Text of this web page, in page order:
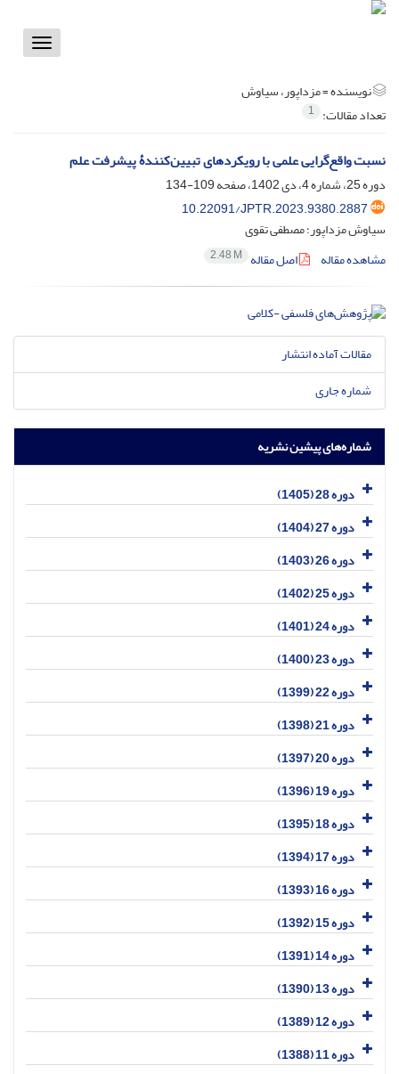
Toggle
نویسنده =مزداپور، سیاوش
تعداد مقالات: 1
نسبت واقع‌گرایی علمی با رویکردهای تبیین‌کنندۀ پیشرفت علم
دوره 25، شماره 4، دی 1402، صفحه
109-134
10.22091/JPTR.2023.9380.2887
سیاوش مزداپور؛ مصطفی تقوی
مشاهده مقاله
اصل مقاله 2.48 M
مقالات آماده انتشار
شماره جاری
شماره‌های پیشین نشریه
دوره 28 (1405)
دوره 27 (1404)
دوره 26 (1403)
دوره 25 (1402)
دوره 24 (1401)
دوره 23 (1400)
دوره 22 (1399)
دوره 21 (1398)
دوره 20 (1397)
دوره 19 (1396)
دوره 18 (1395)
دوره 17 (1394)
دوره 16 (1393)
دوره 15 (1392)
دوره 14 (1391)
دوره 13 (1390)
دوره 12 (1389)
دوره 11 (1388)